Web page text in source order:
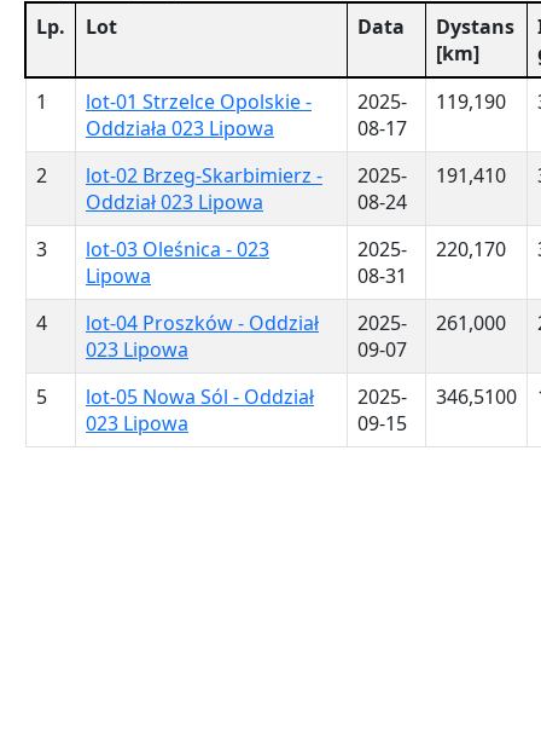
Lp. Lot Data
Dystans
[km]
1
lot-01 Strzelce Opolskie -
Oddziała 023 Lipowa
2025-
08-17
119,190
2
lot-02 Brzeg-Skarbimierz -
Oddział 023 Lipowa
2025-
08-24
191,410
3
lot-03 Oleśnica - 023
Lipowa
2025-
08-31
220,170
4
lot-04 Proszków - Oddział
023 Lipowa
2025-
09-07
261,000
5
lot-05 Nowa Sól - Oddział
023 Lipowa
2025-
09-15
346,5100